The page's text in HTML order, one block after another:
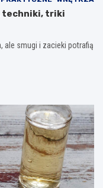
techniki, triki
ale smugi i zacieki potrafią